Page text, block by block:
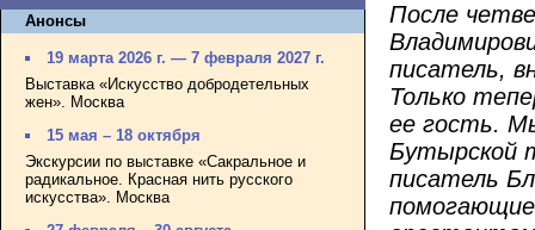
Анонсы
19 марта 2026 г. — 7 февраля 2027 г.
Выставка «Искусство добродетельных
жен». Москва
15 мая – 18 октября
Экскурсии по выставке «Сакральное и
радикальное. Красная нить русского
искусства». Москва
После
писатель,
Только
ее гость.
Бутырской
писатель